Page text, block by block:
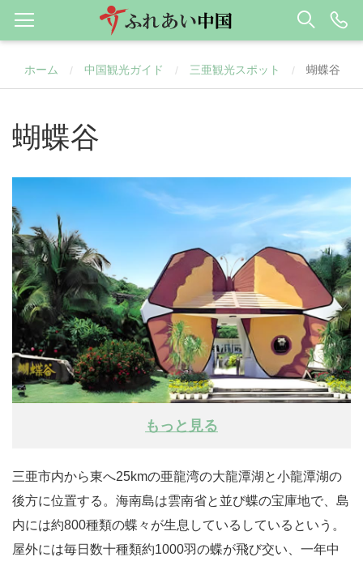
ホーム / 中国観光ガイド / 三亜観光スポット / 蝴蝶谷
蝴蝶谷
もっと見る
三亜市内から東へ25kmの亜龍湾の大龍潭湖と小龍潭湖の
後方に位置する。海南島は雲南省と並び蝶の宝庫地で、島
内には約800種類の蝶々が生息しているしているという。
屋外には毎日数十種類約1000羽の蝶が飛び交い、一年中